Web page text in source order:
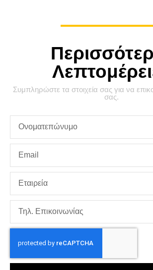
Συμπληρώστε τα στοιχεία σας για να
σας.